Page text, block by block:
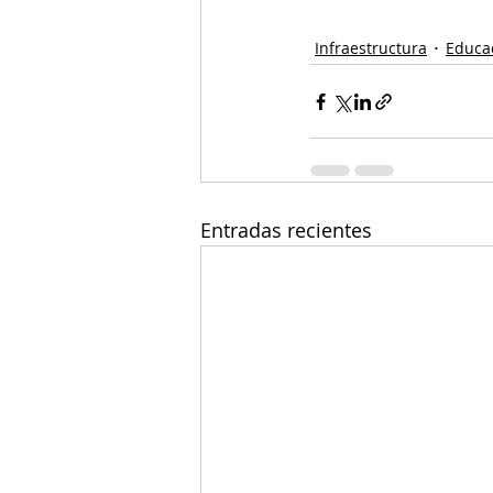
Infraestructura
Entradas recientes